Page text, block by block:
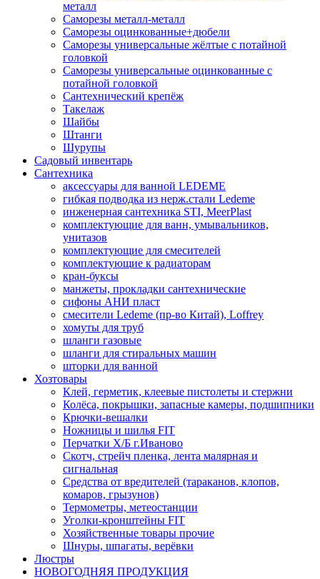
металл
Саморезы металл-металл
Саморезы оцинкованные+дюбели
Саморезы универсальные жёлтые с потайной
головкой
Саморезы универсальные оцинкованные с
потайной головкой
Сантехнический крепёж
Такелаж
Шайбы
Штанги
Шурупы
Садовый инвентарь
Сантехника
аксессуары для ванной LEDEME
гибкая подводка из нерж.стали Ledeme
инженерная сантехника STI, MeerPlast
комплектующие для ванн, умывальников,
унитазов
комплектующие для смесителей
комплектующие к радиаторам
кран-буксы
манжеты, прокладки сантехнические
сифоны АНИ пласт
смесители Ledeme (пр-во Китай), Loffrey
хомуты для труб
шланги газовые
шланги для стиральных машин
шторки для ванной
Хозтовары
Клей, герметик, клеевые пистолеты и стержни
Колёса, покрышки, запасные камеры, подшипники
Крючки-вешалки
Ножницы и шилья FIT
Перчатки Х/Б г.Иваново
Скотч, стрейч пленка, лента малярная и
сигнальная
Средства от вредителей (тараканов, клопов,
комаров, грызунов)
Термометры, метеостанции
Уголки-кронштейны FIT
Хозяйственные товары прочие
Шнуры, шпагаты, верёвки
Люстры
НОВОГОДНЯЯ ПРОДУКЦИЯ